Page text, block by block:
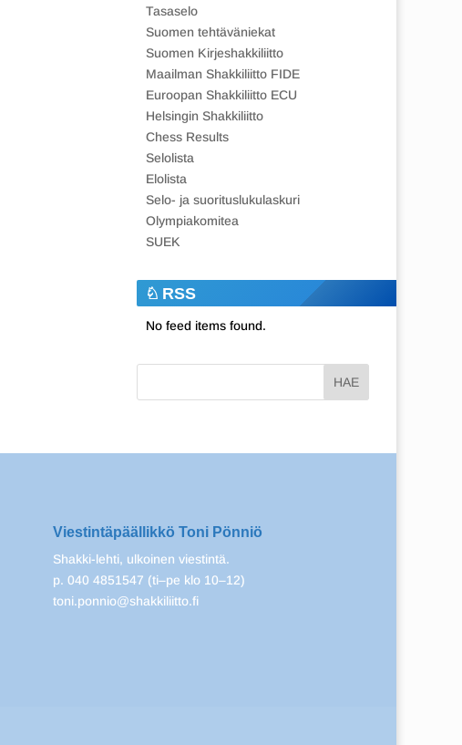
Tasaselo
Suomen tehtäväniekat
Suomen Kirjeshakkiliitto
Maailman Shakkiliitto FIDE
Euroopan Shakkiliitto ECU
Helsingin Shakkiliitto
Chess Results
Selolista
Elolista
Selo- ja suorituslukulaskuri
Olympiakomitea
SUEK
RSS
No feed items found.
Viestintäpäällikkö Toni Pönniö
Shakki-lehti, ulkoinen viestintä.
p. 040 4851547 (ti–pe klo 10–12)
toni.ponnio@shakkiliitto.fi